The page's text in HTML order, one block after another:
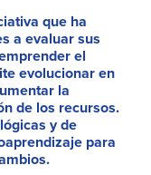
que ha
a evaluar sus
el
evolucionar en
la
de los recursos.
y de
para